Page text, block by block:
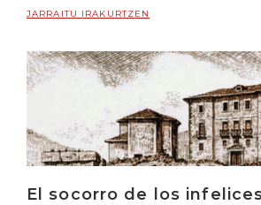
JARRAITU IRAKURTZEN
El socorro de los